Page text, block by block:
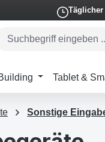
Täglicher
Tablet &
Sonstige